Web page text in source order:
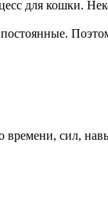
для кошки.
сил,